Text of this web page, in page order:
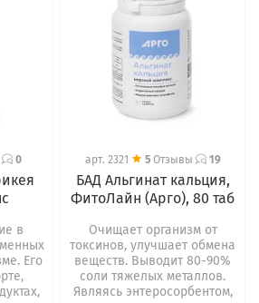
0
в
Его
арт. 2321 5Отзывы 19
БАД Альгинат кальция,
ФитоЛайн (Арго), 80 таб
Очищает организм от
токсинов, улучшает обмена
веществ. Выводит 80-90%
соли тяжелых металлов.
Являясь энтеросорбентом,